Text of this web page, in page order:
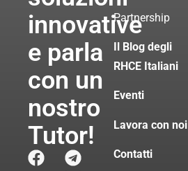
innovative
e parla
con un
nostro
Tutor!
Partnership
Il Blog degli
RHCE Italiani
Eventi
Lavora con noi
Contatti